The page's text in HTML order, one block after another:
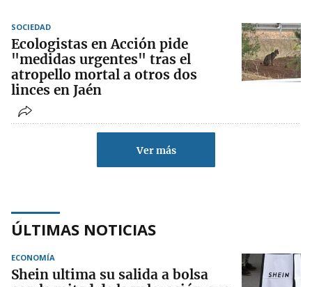
SOCIEDAD
Ecologistas en Acción pide
"medidas urgentes" tras el
atropello mortal a otros dos
linces en Jaén
Ver más
ÚLTIMAS NOTICIAS
ECONOMÍA
Shein ultima su salida a bolsa